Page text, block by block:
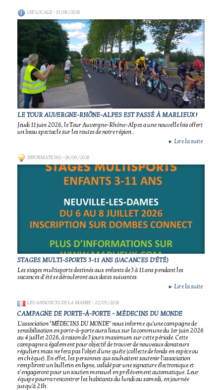
VIE LOCALE- 13/06/2026
LE TOUR AUVERGNE-RHÔNE-ALPES EST PASSÉ À MARLIEUX !
Jeudi 11 juin 2026, le Tour Auvergne-Rhône-Alpes a une nouvelle fois offert
un beau spectacle sur les routes de notre région..
► Lire la suite
INFORMATIONS- 06/06/2026
STAGES MULTI-SPORTS 3-11 ANS (VACANCES D'ÉTÉ)
Les stages multisports destinés aux enfants de 3 à 11 ans pendant les
vacances d’été se dérouleront aux dates suivantes.
► Lire la suite
LES ANNONCES DE LA MAIRIE- 22/05/2026
CAMPAGNE DE PORTE-À-PORTE - MÉDECINS DU MONDE
L'association "MÉDECINS DU MONDE" nous informe qu'une campagne de
sensibilisation en porte-à-porte aura lieux sur la commune du 1er juin 2026
au 4 juillet 2026, à raison de 3 jours maximum sur cette période. Cette
campagne a également pour objectif de trouver de nouveaux donateurs
réguliers mais ne fera pas l'objet d'une quête (collecte de fonds en espèce ou
en chèque). En effet, les personnes qui souhaitent soutenir l'association
rempliront un bulletin en ligne, validé par une signature électronique et
s’engageront pour un soutien mensuel en prélèvement automatique. Leur
équipe pourra rencontrer les habitants du lundi au samedi, en journée
jusqu'à 21h.